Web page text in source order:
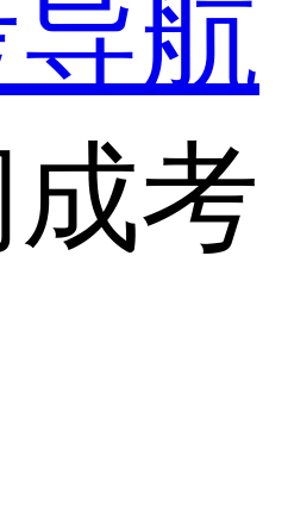
成考